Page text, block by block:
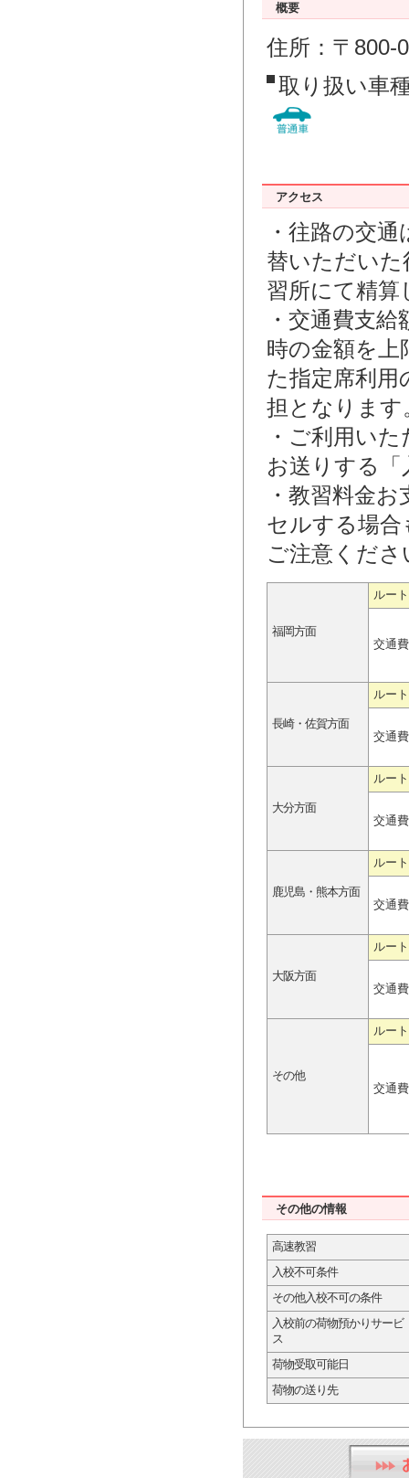
概要
住所：〒800-
取り扱い車
アクセス
・往路の交
替いただいた
習所にて精算
・交通費支
時の金額を上
た指定席利用
担となります
・ご利用い
お送りする
・教習料金
セルする場
ご注意くださ
福岡方面
ルート
交通
長崎・佐賀方面
ルート
交通
大分方面
ルート
交通
鹿児島・熊本方面
ルート
交通
大阪方面
ルート
交通
その他
ルート
交通
その他の情報
高速教習
入校不可条件
その他入校不可の条件
入校前の荷物預かりサービ
ス
荷物受取可能日
荷物の送り先